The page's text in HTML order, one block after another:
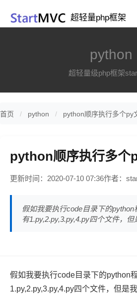
超轻量php框架
python
超轻量级php框架
首页 python python顺序执行多个py
python顺序执行多个
更新时间：2020-07-10 07:36作者：
假如我要执行code目录下的
有1.py,2.py,3.py,4.py四个文件，但
假如我要执行code目录下的python
1.py,2.py,3.py,4.py四个文件，但是